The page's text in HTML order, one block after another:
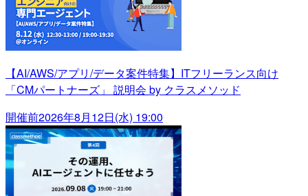
【AI/AWS/アプリ/データ案件特集】ITフリーランス向け
「CMパートナーズ」 説明会 by クラスメソッド
開催前2026年8月12日(水) 19:00